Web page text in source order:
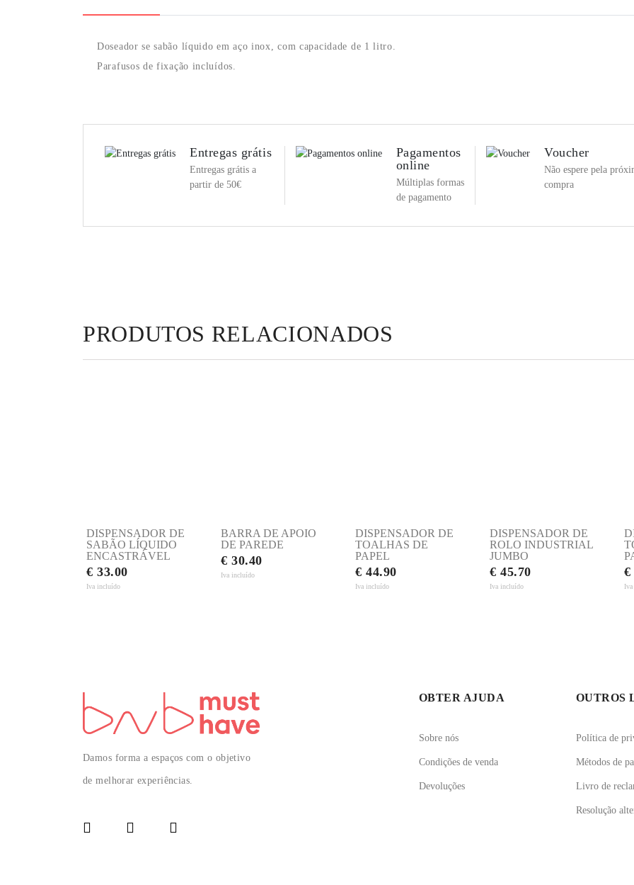
Doseador se sabão líquido em aço inox, com capacidade de 1 litro.
Parafusos de fixação incluídos.
Entregas grátis
Entregas grátis a
partir de 50€
Pagamentos
online
Múltiplas formas
de pagamento
Voucher
Não espere pela
compra
PRODUTOS RELACIONADOS
DISPENSADOR DE
SABÃO LÍQUIDO
ENCASTRÁVEL
€ 33.00
Iva incluído
BARRA DE APOIO
DE PAREDE
€ 30.40
Iva incluído
DISPENSADOR DE
TOALHAS DE
PAPEL
€ 44.90
Iva incluído
DISPENSADOR DE
ROLO INDUSTRIAL
JUMBO
€ 45.70
Iva incluído
€
Damos forma a espaços com o objetivo
de melhorar experiências.
OBTER AJUDA
Sobre nós
Condições de venda
Devoluções
OUTROS
Política de
Métodos de
Livro de
Resolução